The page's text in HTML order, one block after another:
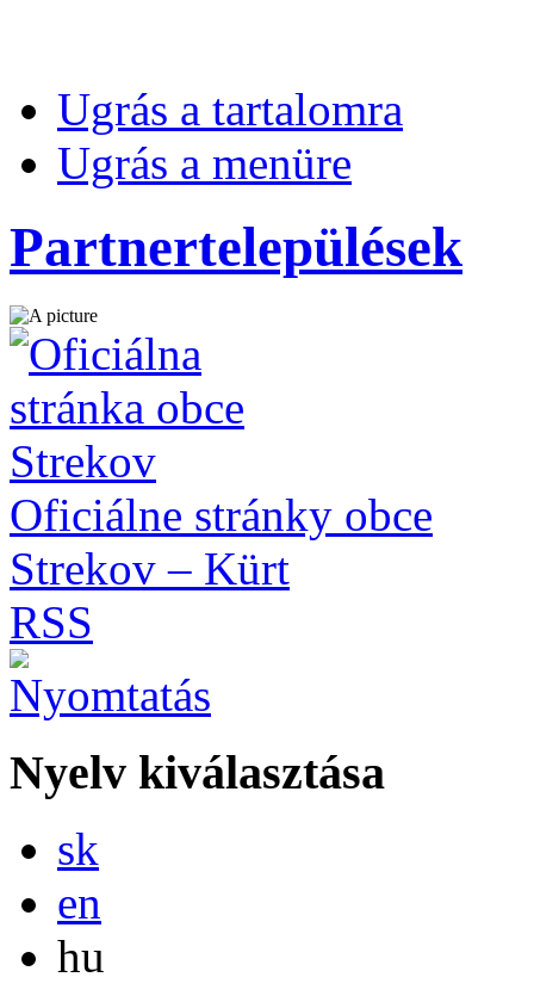
Ugrás a tartalomra
Ugrás a menüre
Partnertelepülések
Oficiálne stránky obce
Strekov – Kürt
RSS
Nyelv kiválasztása
sk
en
hu